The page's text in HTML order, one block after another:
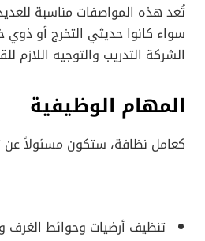
تُعد هذه المواصفات مناسبة
سواء كانوا حديثي التخرج أو
الشركة التدريب والتوجيه اللازم
المهام الوظيفية
كعامل نظافة، ستكون مسئولاً عن
تنظيف أرضيات وحوائط الغرف